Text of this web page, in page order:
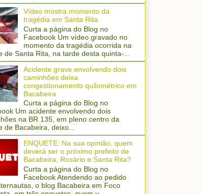
Vídeo mostra momento da
tragédia em Santa Rita
Curta a página do Blog no
Facebook Um vídeo gravado no
momento da tragédia ocorrida na
de Santa Rita, na tarde desta quinta-...
Acidente grave envolvendo dois
caminhões deixa
congestionamento quilométrico em
Bacabeira
Curta a página do Blog no
Um acidente envolvendo dois
na BR 135, em pleno centro da
de Bacabeira, deixo...
ENQUETE: Na sua opinião, quem
deverá ser o próximo prefeito de
Bacabeira, Rosário e Santa Rita?
Curta a página do Blog no
Facebook Atendendo ao pedido
o blog Bacabeira em Foco